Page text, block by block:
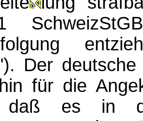
Der
für die
daß es in